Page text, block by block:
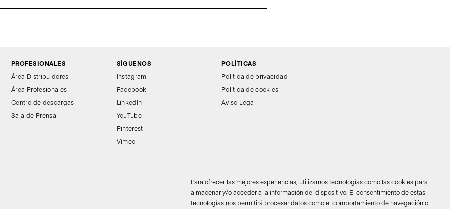
Para ofrecer las mejores experiencias, utilizamos tecnologías como las cookies para
almacenar y/o acceder a la información del dispositivo. El consentimiento de estas
tecnologías nos permitirá procesar datos como el comportamiento de navegación o
PROFESIONALES
Área Distribuidores
Área Profesionales
Centro de descargas
Sala de Prensa
SÍGUENOS
Instagram
Facebook
LinkedIn
YouTube
Pinterest
Vimeo
POLÍTICAS
Política de privacidad
Política de cookies
Aviso Legal